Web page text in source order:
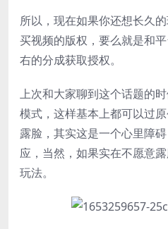
所以，现在如果你还想长久
买视频的版权，要么就是和
右的分成获取授权。
上次和大家聊到这个话题的
模式，这样基本上都可以过
露脸，其实这是一个心里障
应，当然，如果实在不愿意
玩法。